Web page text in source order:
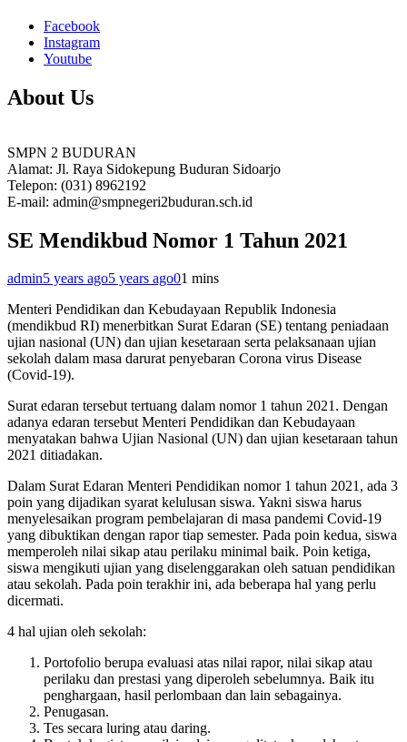
Facebook
Instagram
Youtube
About Us
SMPN 2 BUDURAN
Alamat: Jl. Raya Sidokepung Buduran Sidoarjo
Telepon: (031) 8962192
E-mail: admin@smpnegeri2buduran.sch.id
SE Mendikbud Nomor 1 Tahun 2021
admin5 years ago5 years ago01 mins
Menteri Pendidikan dan Kebudayaan Republik Indonesia
(mendikbud RI) menerbitkan Surat Edaran (SE) tentang peniadaan
ujian nasional (UN) dan ujian kesetaraan serta pelaksanaan ujian
sekolah dalam masa darurat penyebaran Corona virus Disease
(Covid-19).
Surat edaran tersebut tertuang dalam nomor 1 tahun 2021. Dengan
adanya edaran tersebut Menteri Pendidikan dan Kebudayaan
menyatakan bahwa Ujian Nasional (UN) dan ujian kesetaraan tahun
2021 ditiadakan.
Dalam Surat Edaran Menteri Pendidikan nomor 1 tahun 2021, ada 3
poin yang dijadikan syarat kelulusan siswa. Yakni siswa harus
menyelesaikan program pembelajaran di masa pandemi Covid-19
yang dibuktikan dengan rapor tiap semester. Pada poin kedua, siswa
memperoleh nilai sikap atau perilaku minimal baik. Poin ketiga,
siswa mengikuti ujian yang diselenggarakan oleh satuan pendidikan
atau sekolah. Pada poin terakhir ini, ada beberapa hal yang perlu
dicermati.
4 hal ujian oleh sekolah:
Portofolio berupa evaluasi atas nilai rapor, nilai sikap atau
perilaku dan prestasi yang diperoleh sebelumnya. Baik itu
penghargaan, hasil perlombaan dan lain sebagainya.
Penugasan.
Tes secara luring atau daring.